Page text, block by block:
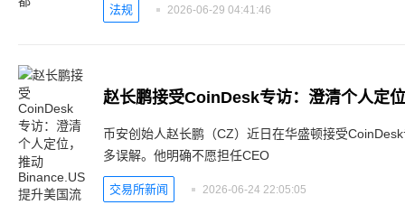
法规 2026-06-29 04:41:46
币安创始人赵长鹏（CZ）近日在华盛顿接受
多误解。他明确不愿担任CEO
交易所新闻 2026-06-24 22:05:05